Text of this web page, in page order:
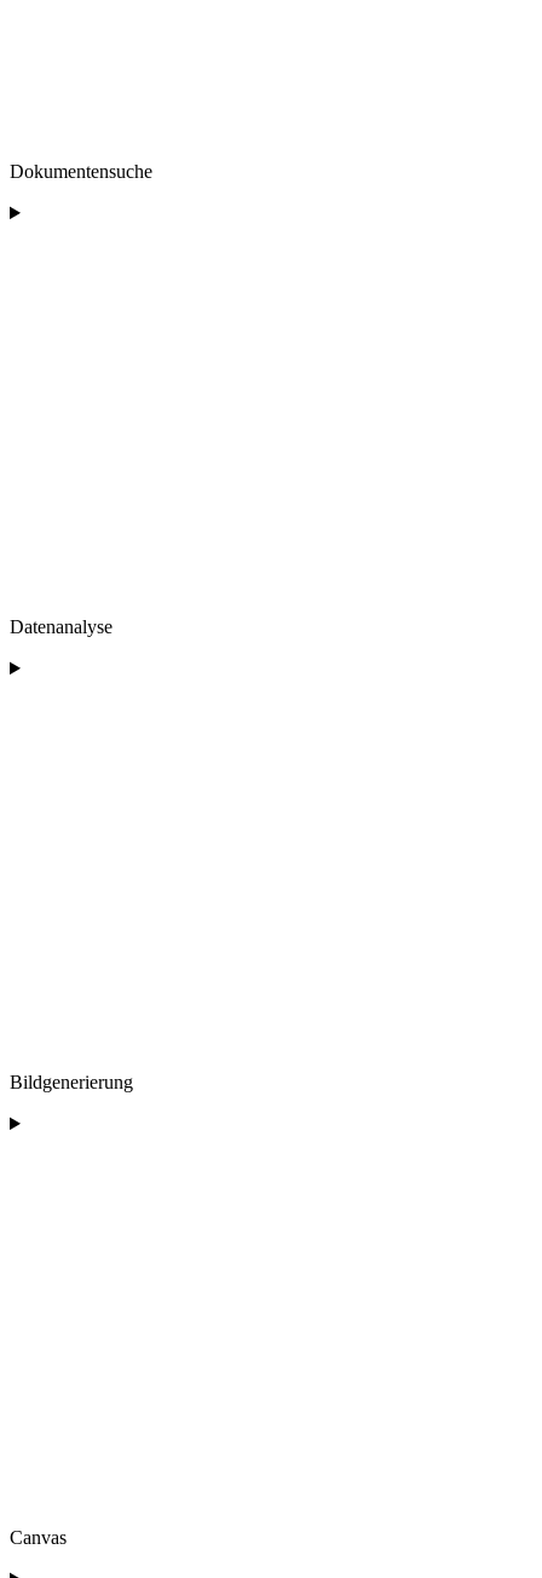
Dokumentensuche
Datenanalyse
Bildgenerierung
Canvas